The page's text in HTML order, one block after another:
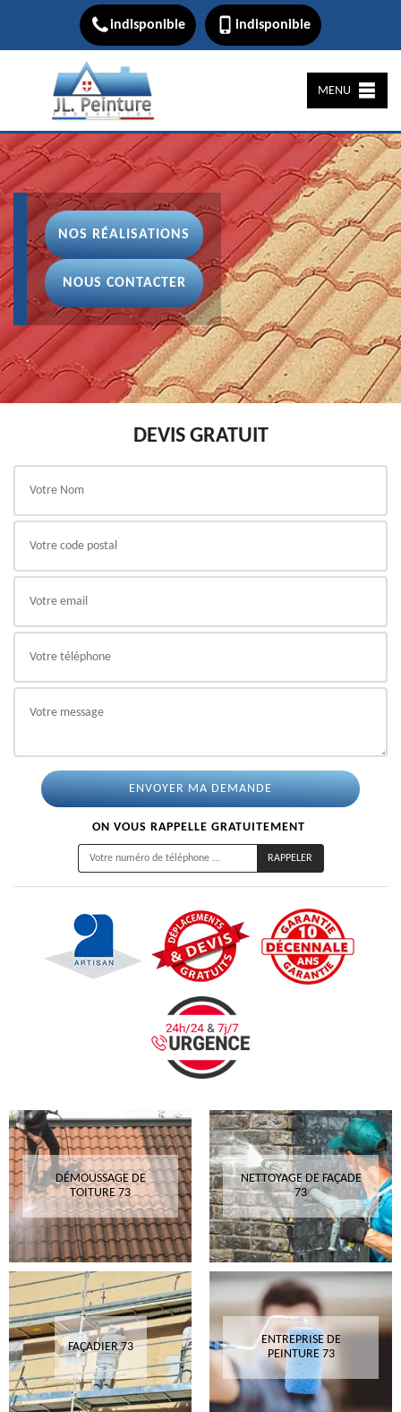
indisponible indisponible
MENU
NOS RÉALISATIONS
NOUS CONTACTER
DEVIS GRATUIT
ON VOUS RAPPELLE GRATUITEMENT
DÉMOUSSAGE DE
TOITURE 73
NETTOYAGE DE FAÇADE
73
FAÇADIER 73
ENTREPRISE DE
PEINTURE 73